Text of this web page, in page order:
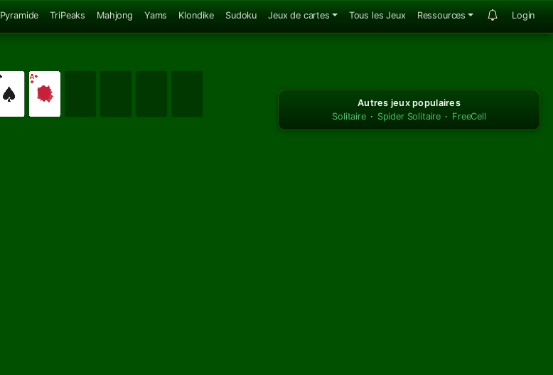
Pyramide TriPeaks Mahjong Yams Klondike Sudoku Jeux de cartes Tous les Jeux Ressources Login
Autres jeux populaires
Solitaire · Spider Solitaire · FreeCell